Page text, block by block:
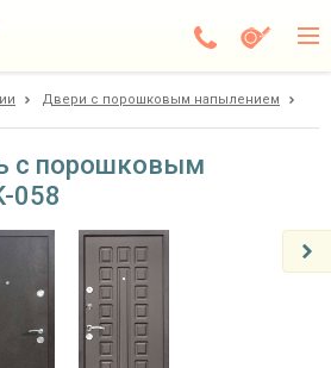
Дедовск
Двери с порошковым напылением
с порошковым
058